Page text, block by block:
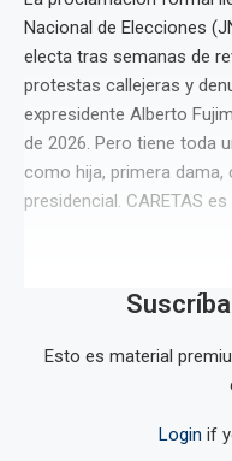
Nacional de Elecciones
electa tras semanas de
protestas callejeras y
expresidente Alberto
de 2026. Pero tiene toda
como hija, primera
presidencial. CARETAS
Esto es material
Login if